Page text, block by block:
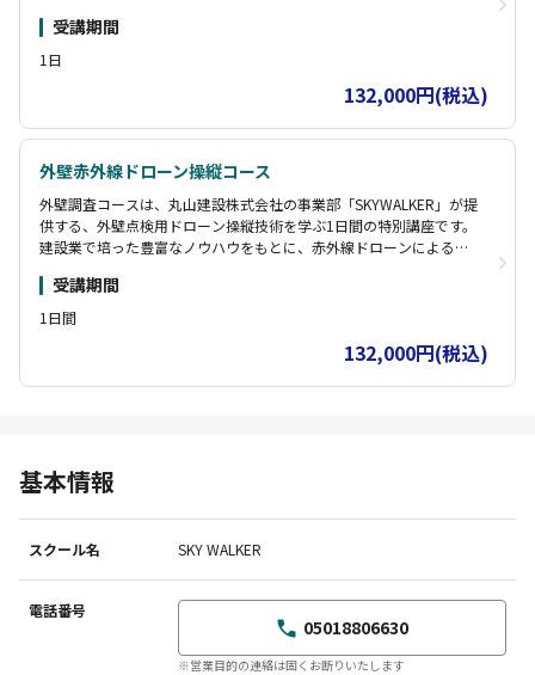
3とMATRICE30T。安全のため実機操作は室内施設で行い、インフラ
点検の基礎知識を習得可能。副業需要も高く、個人の参入にも最適
受講期間
1日
132,000円(税込)
外壁赤外線ドローン操縦コース
外壁調査コースは、丸山建設株式会社の事業部「SKYWALKER」が提
供する、外壁点検用ドローン操縦技術を学ぶ1日間の特別講座です。
建設業で培った豊富なノウハウをもとに、赤外線ドローンによる精
な室内施設で操縦訓練を行います。最適な機体選定や運用計画も学
べ、インフラ点検や自社業務への応用が可能です。
受講期間
1日間
132,000円(税込)
基本情報
スクール名 SKY WALKER
電話番号
05018806630
※営業目的の連絡は固くお断りいたします